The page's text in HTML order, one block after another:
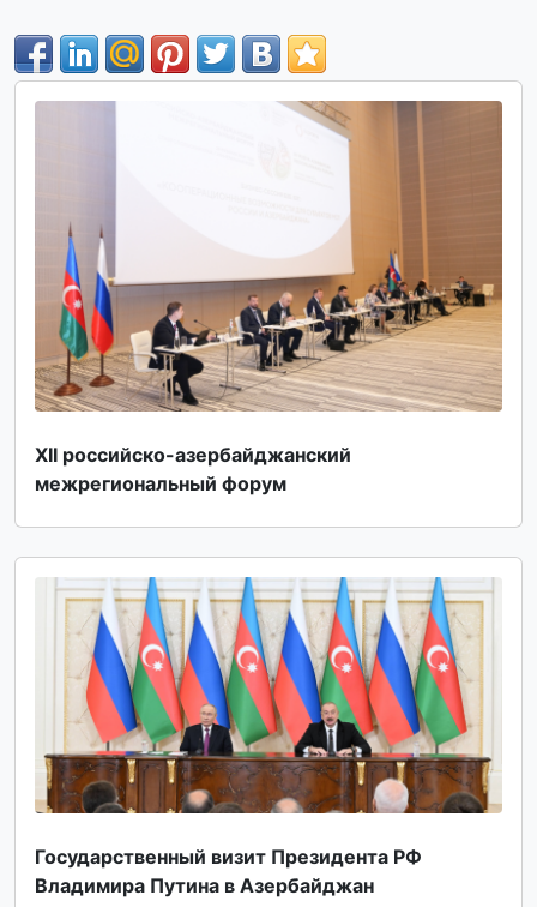
XII российско-азербайджанский
межрегиональный форум
Государственный визит Президента РФ
Владимира Путина в Азербайджан